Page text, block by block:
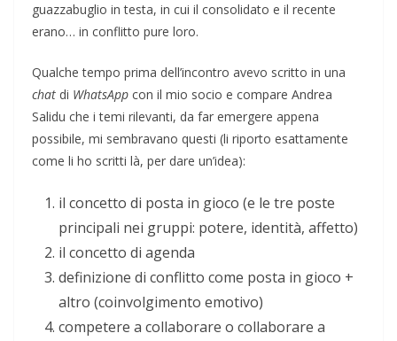
guazzabuglio in testa, in cui il consolidato e il recente
erano… in conflitto pure loro.
Qualche tempo prima dell’incontro avevo scritto in una
chat di WhatsApp con il mio socio e compare Andrea
Salidu che i temi rilevanti, da far emergere appena
possibile, mi sembravano questi (li riporto esattamente
come li ho scritti là, per dare un’idea):
il concetto di posta in gioco (e le tre poste
principali nei gruppi: potere, identità, affetto)
il concetto di agenda
definizione di conflitto come posta in gioco +
altro (coinvolgimento emotivo)
competere a collaborare o collaborare a